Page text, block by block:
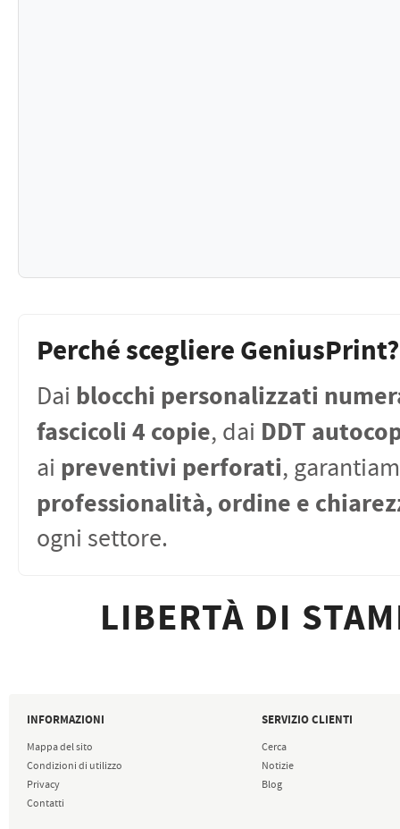
Perché scegliere GeniusPrint?
Dai blocchi personalizzati
fascicoli 4 copie, dai DDT
ai preventivi perforati,
professionalità, ordine e
ogni settore.
LIBERTÀ DI
INFORMAZIONI
Mappa del sito
Condizioni di utilizzo
Privacy
Contatti
SERVIZIO CLIENTI
Cerca
Notizie
Blog